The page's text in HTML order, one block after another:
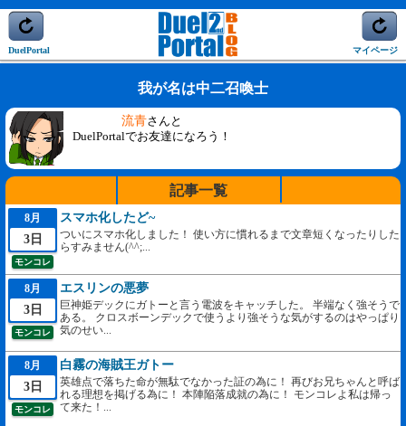
DuelPortal マイページ
我が名は中二召喚士
流青さんと
DuelPortalでお友達になろう！
記事一覧
8月
3日
モンコレ
スマホ化したど~
ついにスマホ化しました！ 使い方に慣れるまで文章短くなったりした
らすみません(^^;...
8月
3日
モンコレ
エスリンの悪夢
巨神姫デックにガトーと言う電波をキャッチした。 半端なく強そうで
ある。 クロスボーンデックで使うより強そうな気がするのはやっぱり
気のせい...
8月
3日
モンコレ
白霧の海賊王ガトー
英雄点で落ちた命が無駄でなかった証の為に！ 再びお兄ちゃんと呼ば
れる理想を掲げる為に！ 本陣陥落成就の為に！ モンコレよ私は帰っ
て来た！...